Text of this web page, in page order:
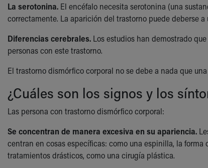
La serotonina. El encéfalo necesita serotonina (una
correctamente. La aparición del trastorno puede deberse
Diferencias cerebrales. Los estudios han demostrado
personas con este trastorno.
El trastorno dismórfico corporal no se debe a nada que
¿Cuáles son los signos y los
Las persona con trastorno dismórfico corporal:
Se concentran de manera excesiva en su apariencia.
centran en cosas específicas: como una espinilla, la forma
tratamientos drásticos, como una cirugía plástica.